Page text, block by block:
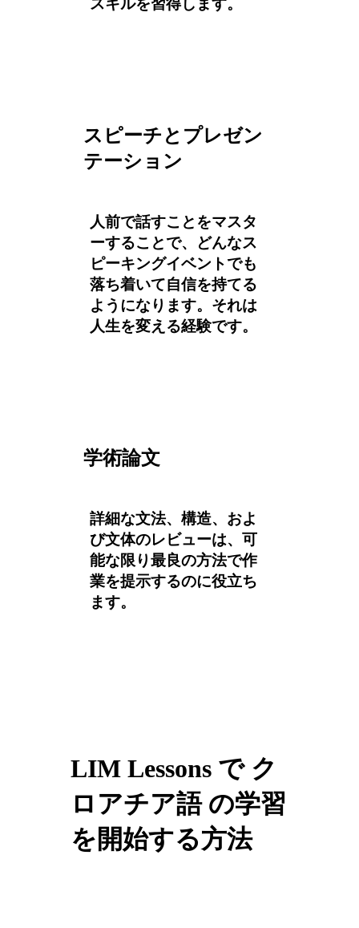
スキルを習得します。
スピーチとプレゼン
テーション
人前で話すことをマスタ
ーすることで、どんなス
ピーキングイベントでも
落ち着いて自信を持てる
ようになります。それは
人生を変える経験です。
学術論文
詳細な文法、構造、およ
び文体のレビューは、可
能な限り最良の方法で作
業を提示するのに役立ち
ます。
LIM Lessons で ク
ロアチア語 の学習
を開始する方法